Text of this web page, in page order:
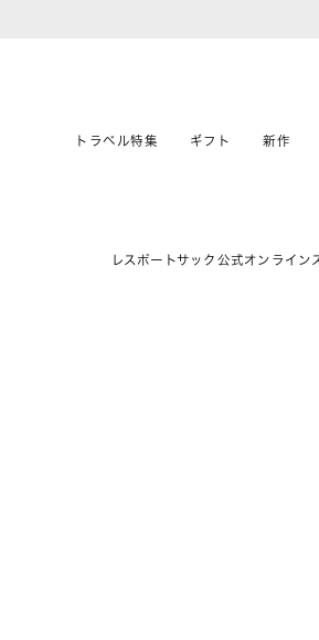
トラベル特集 ギフト 新作
レスポートサック公式オンライン